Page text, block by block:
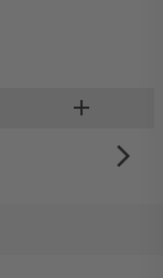
add
arrow_forward_ios